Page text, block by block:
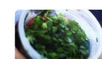
BEBIDAS E
BISCOITOS